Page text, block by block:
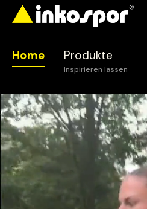
Home Produkte
Zur Kategorie Produkte
Nach Kategorien
Aminosäuren
Energie
Konzentrate / Liqids